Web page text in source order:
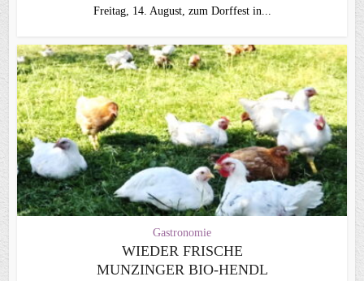
Freitag, 14. August, zum Dorffest in...
Gastronomie
WIEDER FRISCHE
MUNZINGER BIO-HENDL